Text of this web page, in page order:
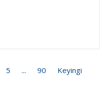
5 ... 90 Keyingi